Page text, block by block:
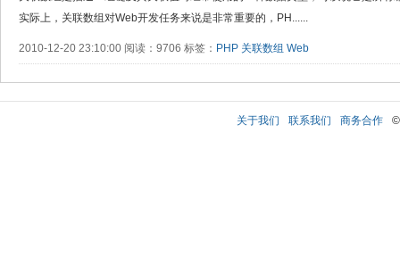
实际上，关联数组对Web开发任务来说是非常重要的，PH......
2010-12-20 23:10:00 阅读：9706 标签： PHP 关联数组 Web
关于我们 联系我们 商务合作